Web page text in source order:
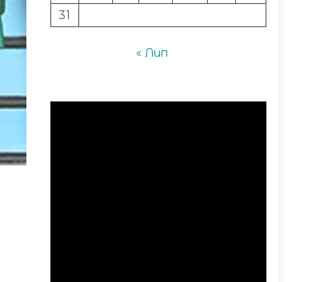
31
« Лип